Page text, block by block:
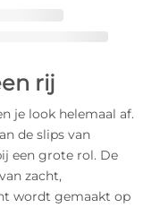
rij
je look helemaal af.
de slips van
een grote rol. De
zacht,
wordt gemaakt op